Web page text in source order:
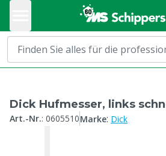
Dick Hufmesser, links
Art.-Nr.: 0605510Marke: Dick